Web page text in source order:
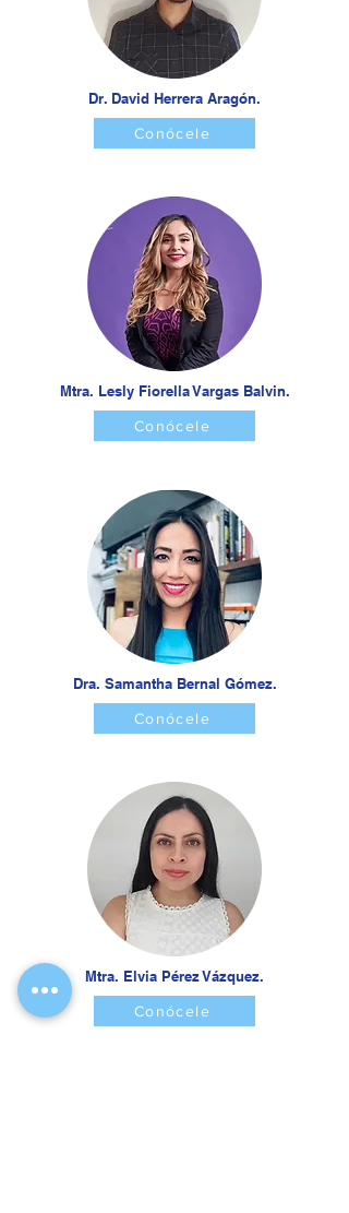
Dr. David Herrera Aragón.
Conócele
Mtra. Lesly Fiorella Vargas Balvin.
Conócele
Dra. Samantha Bernal Gómez.
Conócele
Mtra. Elvia Pérez Vázquez.
Conócele